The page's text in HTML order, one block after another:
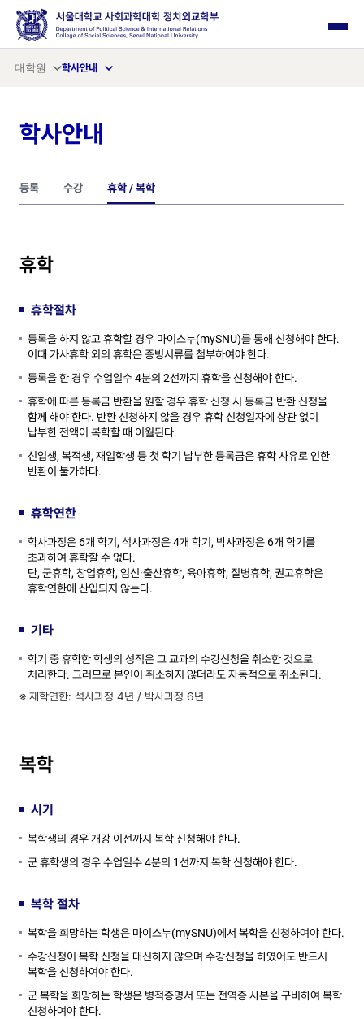
대학원 학사안내
학사안내
등록 수강 휴학 / 복학
휴학
휴학절차
등록을 하지 않고 휴학할 경우 마이스누(mySNU)를 통해 신청해야 한다.
이때 가사휴학 외의 휴학은 증빙서류를 첨부하여야 한다.
등록을 한 경우 수업일수 4분의 2선까지 휴학을 신청해야 한다.
휴학에 따른 등록금 반환을 원할 경우 휴학 신청 시 등록금 반환 신청을
함께 해야 한다. 반환 신청하지 않을 경우 휴학 신청일자에 상관 없이
납부한 전액이 복학할 때 이월된다.
신입생, 복적생, 재입학생 등 첫 학기 납부한 등록금은 휴학 사유로 인한
반환이 불가하다.
휴학연한
학사과정은 6개 학기, 석사과정은 4개 학기, 박사과정은 6개 학기를
초과하여 휴학할 수 없다.
단, 군휴학, 창업휴학, 임신·출산휴학, 육아휴학, 질병휴학, 권고휴학은
휴학연한에 산입되지 않는다.
기타
학기 중 휴학한 학생의 성적은 그 교과의 수강신청을 취소한 것으로
처리한다. 그러므로 본인이 취소하지 않더라도 자동적으로 취소된다.
※ 재학연한: 석사과정 4년 / 박사과정 6년
복학
시기
복학생의 경우 개강 이전까지 복학 신청해야 한다.
군 휴학생의 경우 수업일수 4분의 1선까지 복학 신청해야 한다.
복학 절차
복학을 희망하는 학생은 마이스누(mySNU)에서 복학을 신청하여야 한다.
수강신청이 복학 신청을 대신하지 않으며 수강신청을 하였어도 반드시
복학을 신청하여야 한다.
군 복학을 희망하는 학생은 병적증명서 또는 전역증 사본을 구비하여 복학
신청하여야 한다.